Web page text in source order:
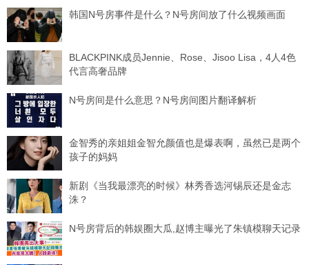
韩国N号房事件是什么？N号房间放了什么视频画面
BLACKPINK成员Jennie、Rose、Jisoo Lisa，4人4色
代言高奢品牌
N号房间是什么意思？N号房间图片翻译解析
金智秀的亲姐姐金智允颜值也是爆表啊，虽然已是两个
孩子的妈妈
新剧《当我最漂亮的时候》林秀香选河锡辰还是金志
洙？
N号房背后的韩娱圈大瓜,赵博主曝光了朱镇模聊天记录